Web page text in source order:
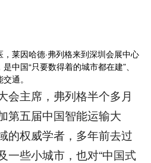
莱因哈德·弗列格来到深圳会展中心
中国“只要数得着的城市都在建”、
通。
主席，弗列格半个多月
第五届中国智能运输大
的权威学者，多年前去过
一些小城市，也对“中国式